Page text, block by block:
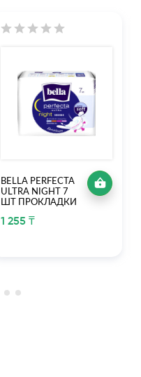
BELLA PERFECTA
ULTRA NIGHT 7
ШТ ПРОКЛАДКИ
1 255 ₸